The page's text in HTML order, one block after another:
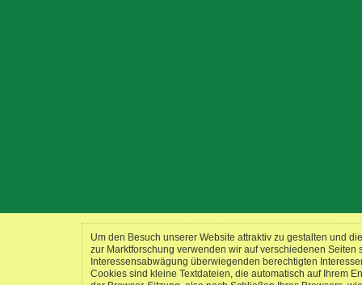
Um den Besuch unserer Website attraktiv zu gestalten und
zur Marktforschung verwenden wir auf verschiedenen
Interessensabwägung überwiegenden berechtigten
Cookies sind kleine Textdateien, die automatisch auf Ihrem